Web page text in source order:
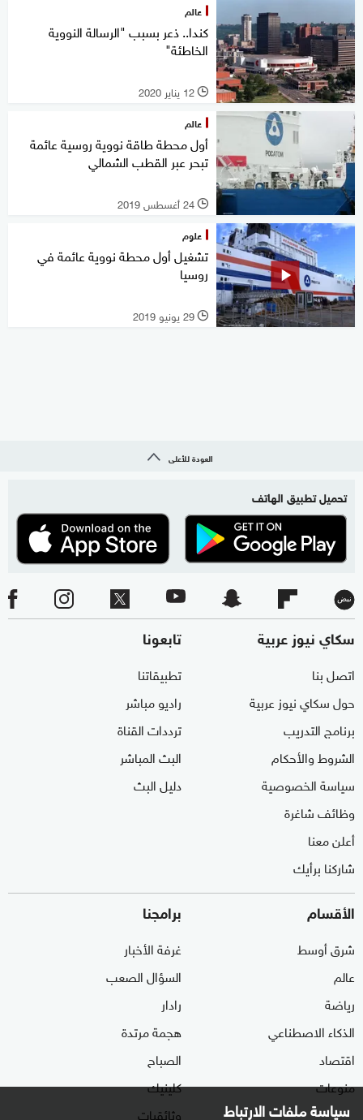
سياسة ملفات الارتباط
عالم
كندا.. ذعر بسبب "الرسالة النووية
الخاطئة"
l 12 يناير 2020
عالم
أول محطة طاقة نووية روسية عائمة
تبحر عبر القطب الشمالي
l 24 أغسطس 2019
علوم
تشغيل أول محطة نووية عائمة في
روسيا
l 29 يونيو 2019
العودة للأعلى
تحميل تطبيق الهاتف
سكاي نيوز عربية
اتصل بنا
حول سكاي نيوز عربية
برنامج التدريب
الشروط والأحكام
سياسة الخصوصية
وظائف شاغرة
أعلن معنا
شاركنا برأيك
تابعونا
تطبيقاتنا
راديو مباشر
ترددات القناة
البث المباشر
دليل البث
الأقسام
شرق أوسط
عالم
رياضة
الذكاء الاصطناعي
اقتصاد
منوعات
برامجنا
غرفة الأخبار
السؤال الصعب
رادار
هجمة مرتدة
الصباح
كلينيك
وثائقيات